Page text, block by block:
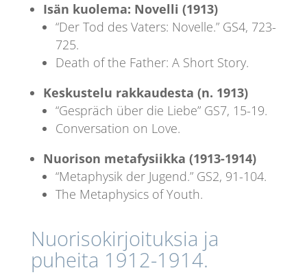
Isän kuolema: Novelli (1913)
“Der Tod des Vaters: Novelle.” GS4, 723-
725.
Death of the Father: A Short Story.
Keskustelu rakkaudesta (n. 1913)
“Gespräch über die Liebe” GS7, 15-19.
Conversation on Love.
Nuorison metafysiikka (1913-1914)
“Metaphysik der Jugend.” GS2, 91-104.
The Metaphysics of Youth.
Nuorisokirjoituksia ja
puheita 1912-1914.